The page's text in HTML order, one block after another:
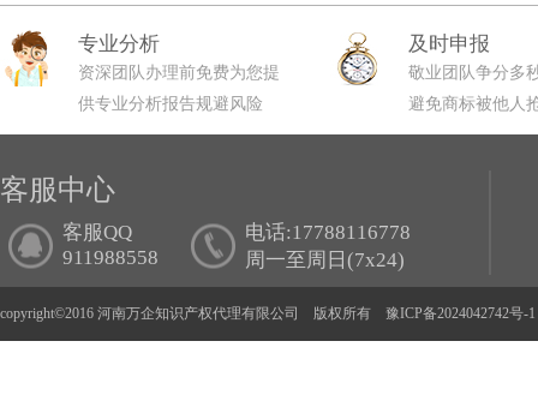
专业分析
资深团队办理前免费为您提
供专业分析报告规避风险
及时申报
敬业团队争分多
避免商标被他人
客服中心
客服QQ
911988558
电话:17788116778
周一至周日(7x24)
copyright©2016 河南万企知识产权代理有限公司 版权所有 豫ICP备2024042742号-1